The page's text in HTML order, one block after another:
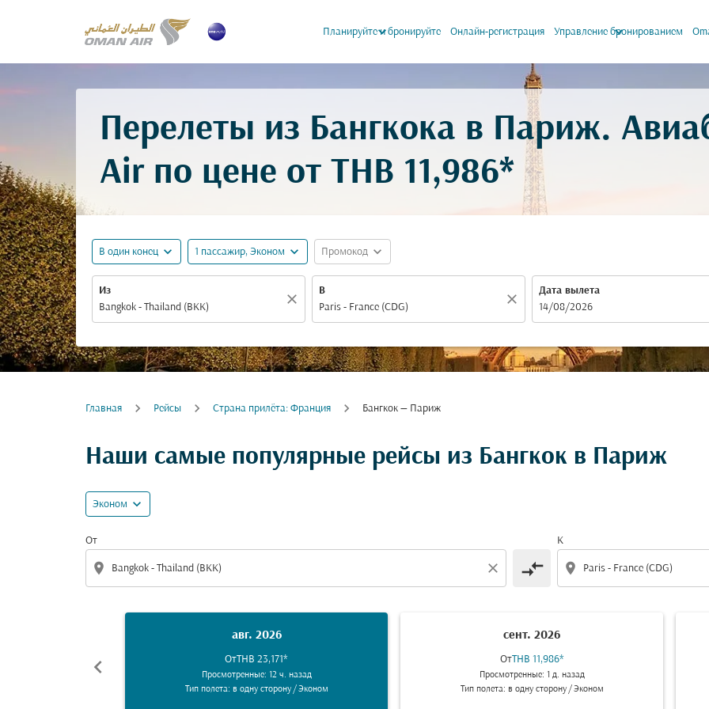
Планируйте и бронируйте
keyboard_arrow_down Онлайн-регистрация Управление бронированием
keyboard_arrow_down
Перелеты из Бангкока в Париж.
Air по цене от THB 11,986*
В один конец expand_more 1 пассажир, Эконом expand_more Промокод expand_more
Из
close
В
close
Дата вылета
fc-booking-departure-date-aria-label
14/08/2026
Главная Рейсы Cтрана прилёта: Франция Бангкок — Париж
Наши самые популярные рейсы из Бангкок в Париж
Эконом expand_more
От
location_on close compare_arrows
К
location_on
chevron_left
авг. 2026
ОтTHB 23,171*
Просмотренные: 12 ч. назад
Тип полета: в одну сторону / Эконом
сент. 2026
ОтTHB 11,986*
Просмотренные: 1 д. назад
Тип полета: в одну сторону / Эконом